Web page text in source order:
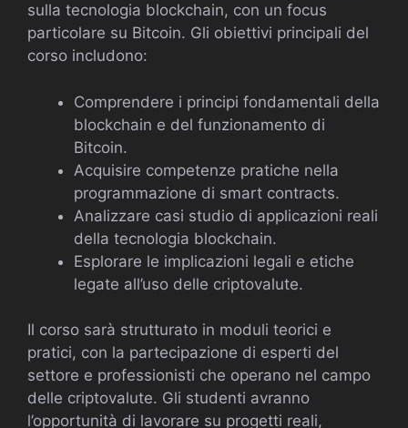
sulla tecnologia blockchain, con un focus
particolare su Bitcoin. Gli obiettivi principali del
corso includono:
Comprendere i principi fondamentali della
blockchain e del funzionamento di
Bitcoin.
Acquisire competenze pratiche nella
programmazione di smart contracts.
Analizzare casi studio di applicazioni reali
della tecnologia blockchain.
Esplorare le implicazioni legali e etiche
legate all’uso delle criptovalute.
Il corso sarà strutturato in moduli teorici e
pratici, con la partecipazione di esperti del
settore e professionisti che operano nel campo
delle criptovalute. Gli studenti avranno
l’opportunità di lavorare su progetti reali,